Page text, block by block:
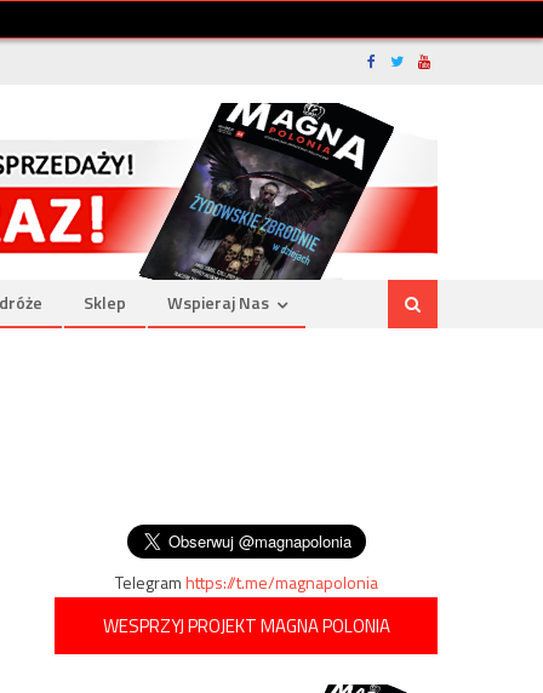
Sklep Wspieraj Nas
Telegramhttps://t.me/magnapolonia
WESPRZYJ PROJEKT MAGNA POLONIA